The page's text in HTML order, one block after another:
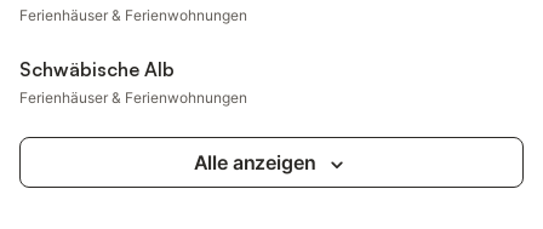
Ferienhäuser & Ferienwohnungen
Schwäbische Alb
Ferienhäuser & Ferienwohnungen
Alle anzeigen